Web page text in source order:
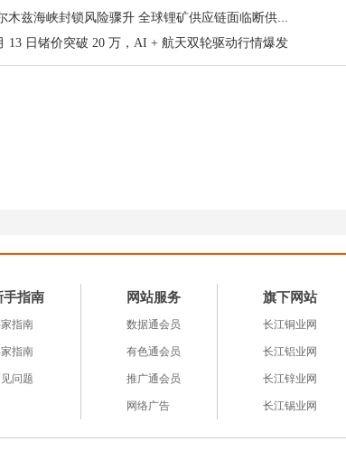
端持续疲软是镁价走弱的核心因素。4 月以来
心态影响，入市采购积极性显著降低，普遍持
车轻量化、新能源等领域虽有长期需求预期
以形成有效托底。
来看，镁市供需宽松格局难改，下游需求复苏
霍尔木兹海峡封锁风险骤升 全球锂矿供应链面临断供危机
13 日锗价突破 20 万，AI + 航天双轮驱动行情爆发
手指南
指南
指南
问题
网站服务
数据通会员
有色通会员
推广通会员
网络广告
旗下网站
长江铜业网
长江铝业网
长江锌业网
长江锡业网